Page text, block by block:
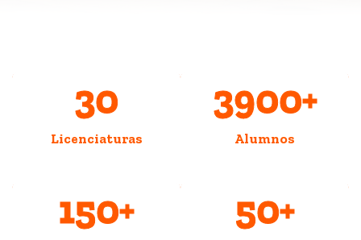
30
Licenciaturas
3900+
Alumnos
150+ 50+